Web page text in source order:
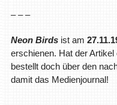
– – –
Neon Birdsist am
erschienen. Hat der
bestellt doch über den
damit das Medienjournal!